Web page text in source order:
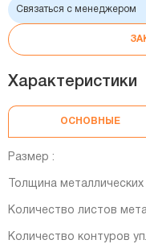
Связаться с менеджером
Характеристики
ОСНОВНЫЕ
Размер :
Толщина металлических
Количество листов
Количество контуров